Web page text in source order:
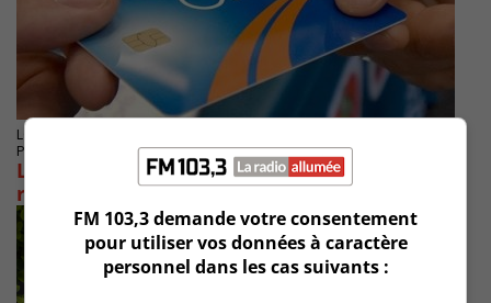
LONGUEUIL
Publié le 25 août 2022 à 16h11
L’ARTM réduit temporairement ses prix en
réponse aux critiques
FM 103,3 demande votre consentement
pour utiliser vos données à caractère
personnel dans les cas suivants :